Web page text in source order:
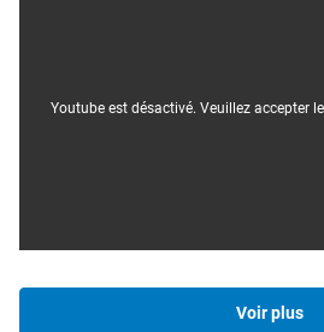
Youtube est désactivé. Veuillez accepter
Voir plus